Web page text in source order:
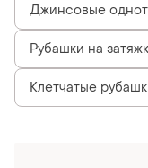
Джинсовые
Рубашки на
Клетчатые